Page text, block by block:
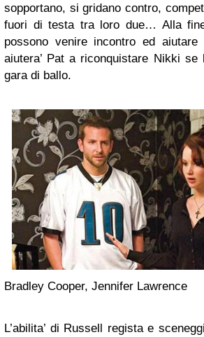
sopportano, si gridano contro,
fuori di testa tra loro due… Alla
possono venire incontro ed
aiutera’ Pat a riconquistare Nikki se
gara di ballo.
Bradley Cooper, Jennifer Lawrence
L’abilita’ di Russell regista e